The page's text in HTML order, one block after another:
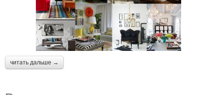
читать дальше →